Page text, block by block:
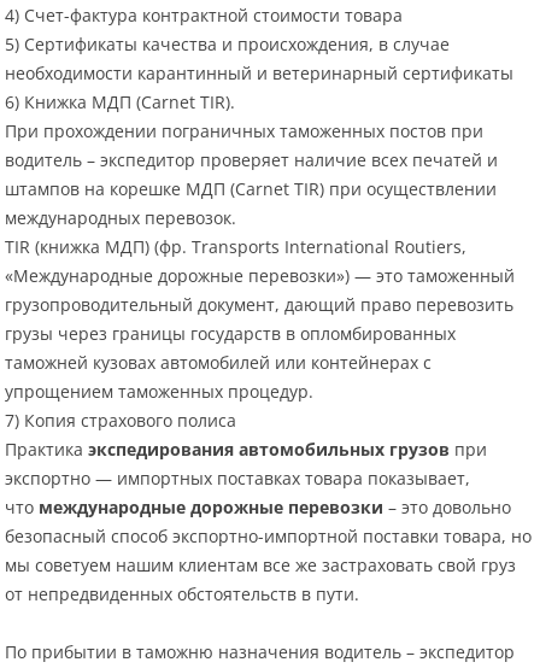
4) Счет-фактура контрактной стоимости товара
5) Сертификаты качества и происхождения, в случае
необходимости карантинный и ветеринарный сертификаты
6) Книжка МДП (Carnet TIR).
При прохождении пограничных таможенных постов при
водитель – экспедитор проверяет наличие всех печатей и
штампов на корешке МДП (Carnet TIR) при осуществлении
международных перевозок.
TIR (книжка МДП) (фр. Transports International Routiers,
«Международные дорожные перевозки») — это таможенный
грузопроводительный документ, дающий право перевозить
грузы через границы государств в опломбированных
таможней кузовах автомобилей или контейнерах с
упрощением таможенных процедур.
7) Копия страхового полиса
Практикаэкспедирования автомобильных грузов при
экспортно — импортных поставках товара показывает,
что международные дорожные перевозки – это довольно
безопасный способ экспортно-импортной поставки товара, но
мы советуем нашим клиентам все же застраховать свой груз
от непредвиденных обстоятельств в пути.
По прибытии в таможню назначения водитель – экспедитор